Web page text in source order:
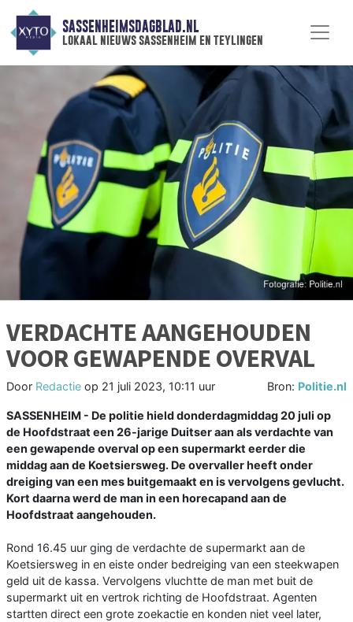
SASSENHEIMSDAGBLAD.NL
lokaal nieuws sassenheim en teylingen
VERDACHTE AANGEHOUDEN
VOOR GEWAPENDE OVERVAL
Door Redactie op 21 juli 2023, 10:11 uur Bron: Politie.nl
SASSENHEIM - De politie hield donderdagmiddag 20 juli op
de Hoofdstraat een 26-jarige Duitser aan als verdachte van
een gewapende overval op een supermarkt eerder die
middag aan de Koetsiersweg. De overvaller heeft onder
dreiging van een mes buitgemaakt en is vervolgens gevlucht.
Kort daarna werd de man in een horecapand aan de
Hoofdstraat aangehouden.
Rond 16.45 uur ging de verdachte de supermarkt aan de
Koetsiersweg in en eiste onder bedreiging van een steekwapen
geld uit de kassa. Vervolgens vluchtte de man met buit de
supermarkt uit en vertrok richting de Hoofdstraat. Agenten
startten direct een grote zoekactie en konden niet veel later,